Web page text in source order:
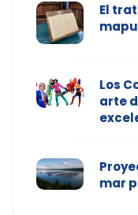
El
Los
arte
mar